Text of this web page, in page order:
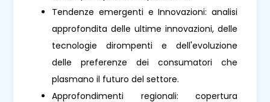
Tendenze emergenti e Innovazioni: analisi
approfondita delle ultime innovazioni, delle
tecnologie dirompenti e dell'evoluzione
delle preferenze dei consumatori che
plasmano il futuro del settore.
Approfondimenti regionali: copertura